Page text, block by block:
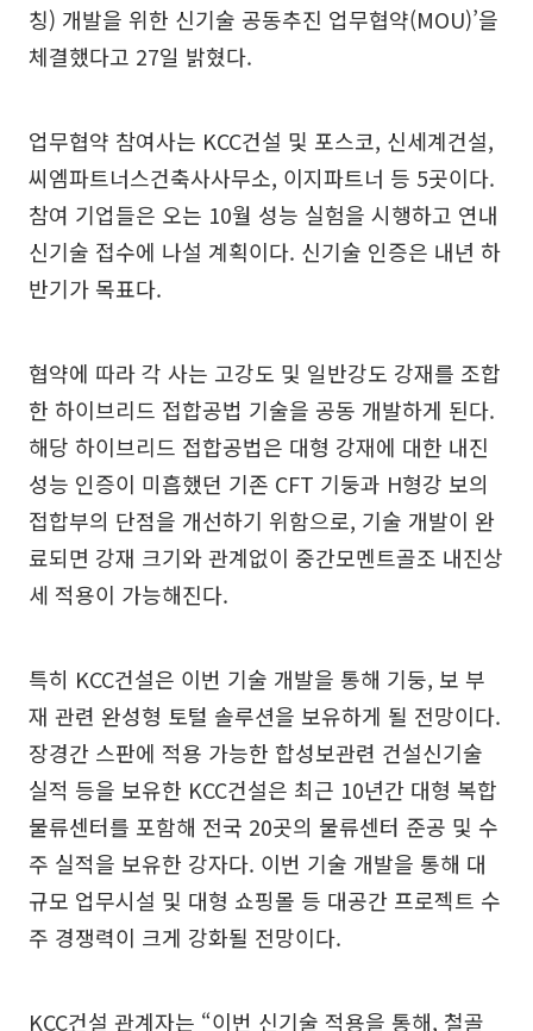
칭) 개발을 위한 신기술 공동추진 업무협약(MOU)’을
체결했다고 27일 밝혔다.
업무협약 참여사는 KCC건설 및 포스코, 신세계건설,
씨엠파트너스건축사사무소, 이지파트너 등 5곳이다.
참여 기업들은 오는 10월 성능 실험을 시행하고 연내
신기술 접수에 나설 계획이다. 신기술 인증은 내년 하
반기가 목표다.
협약에 따라 각 사는 고강도 및 일반강도 강재를 조합
한 하이브리드 접합공법 기술을 공동 개발하게 된다.
해당 하이브리드 접합공법은 대형 강재에 대한 내진
성능 인증이 미흡했던 기존 CFT 기둥과 H형강 보의
접합부의 단점을 개선하기 위함으로, 기술 개발이 완
료되면 강재 크기와 관계없이 중간모멘트골조 내진상
세 적용이 가능해진다.
특히 KCC건설은 이번 기술 개발을 통해 기둥, 보 부
재 관련 완성형 토털 솔루션을 보유하게 될 전망이다.
장경간 스판에 적용 가능한 합성보관련 건설신기술
실적 등을 보유한 KCC건설은 최근 10년간 대형 복합
물류센터를 포함해 전국 20곳의 물류센터 준공 및 수
주 실적을 보유한 강자다. 이번 기술 개발을 통해 대
규모 업무시설 및 대형 쇼핑몰 등 대공간 프로젝트 수
주 경쟁력이 크게 강화될 전망이다.
KCC건설 관계자는 “이번 신기술 적용을 통해, 철골